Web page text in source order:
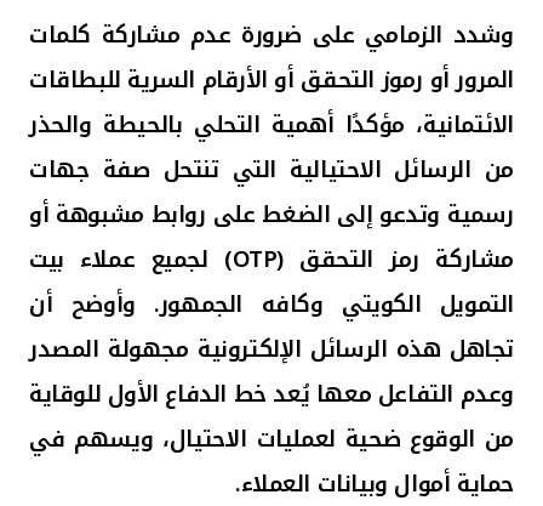
وشدد الزمامي على ضرورة عدم مشاركة كلمات
المرور أو رموز التحقق أو الأرقام السرية للبطاقات
الائتمانية، مؤكدًا أهمية التحلي بالحيطة والحذر
من الرسائل الاحتيالية التي تنتحل صفة جهات
رسمية وتدعو إلى الضغط على روابط مشبوهة أو
مشاركة رمز التحقق (OTP) لجميع عملاء بيت
التمويل الكويتي وكافه الجمهور. وأوضح أن
تجاهل هذه الرسائل الإلكترونية مجهولة المصدر
وعدم التفاعل معها يُعد خط الدفاع الأول للوقاية
من الوقوع ضحية لعمليات الاحتيال، ويسهم في
حماية أموال وبيانات العملاء.